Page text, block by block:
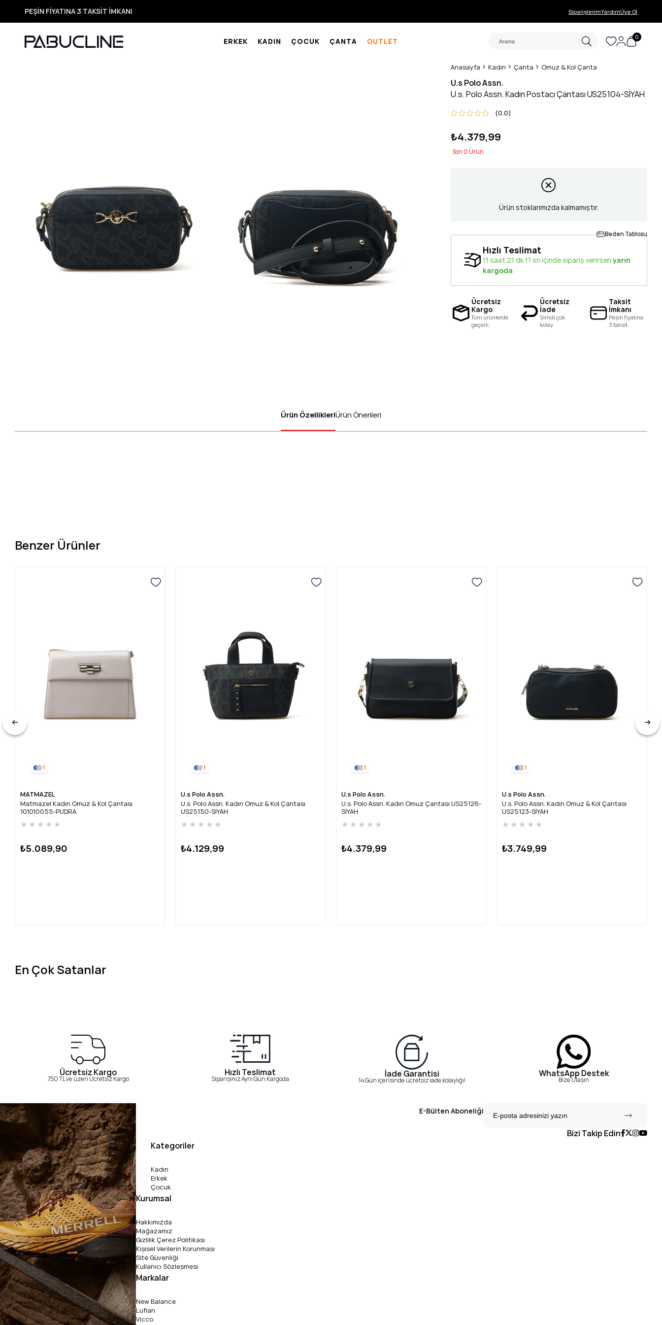
PEŞİN FİYATINA 3 TAKSİT İMKANI
TÜM ÜRÜNLERDE ÜCRETSİZ KARGO
Yeni Sezon Ürünlerde Özel Fırsatlar
Seçili Ürünlerde Hızlı Teslimat
SiparişlerimYardımÜye Ol
ERKEK KADIN ÇOCUK ÇANTA OUTLET 0
Anasayfa Kadın Çanta Omuz & Kol Çanta
U.s Polo Assn.
U.s. Polo Assn. Kadın Postacı Çantası US25104-SİYAH
0.0
₺4.379,99
0
Ürün stoklarımızda kalmamıştır.
Beden Tablosu
Hızlı Teslimat
11 saat 21 dk 10 sn içinde sipariş verirsenyarın
kargoda
Ücretsiz
Kargo
Tüm ürünlerde
geçerli.
Ücretsiz
İade
Şimdi çok
kolay.
Taksit
İmkanı
Peşin fiyatına
3 taksit.
Ürün ÖzellikleriÜrün Önerileri
Benzer Ürünler
1
MATMAZEL
Matmazel Kadın Omuz & Kol Çantası
101010055-PUDRA
★ ★ ★ ★ ★
₺5.089,90
1
U.s Polo Assn.
U.s. Polo Assn. Kadın Omuz & Kol Çantası
US25150-SİYAH
★ ★ ★ ★ ★
₺4.129,99
1
U.s Polo Assn.
U.s. Polo Assn. Kadın Omuz Çantası US25126-
SİYAH
★ ★ ★ ★ ★
₺4.379,99
1
U.s Polo Assn.
U.s. Polo Assn. Kadın Omuz & Kol Çantası
US25123-SİYAH
★ ★ ★ ★ ★
₺3.749,99
En Çok Satanlar
Ücretsiz Kargo
750 TL ve üzeri Ücretsiz Kargo
Hızlı Teslimat
Siparişiniz Aynı Gün Kargoda İade Garantisi
14 Gün içerisinde ücretsiz iade kolaylığı!
WhatsApp Destek
Bize Ulaşın
E-Bülten Aboneliği
Bizi Takip Edin
Kategoriler
Kadın
Erkek
Çocuk
Kurumsal
Hakkımızda
Mağazamız
Gizlilik Çerez Politikası
Kişisel Verilerin Korunması
Site Güvenliği
Kullanıcı Sözleşmesi
Markalar
New Balance
Lufian
Vicco